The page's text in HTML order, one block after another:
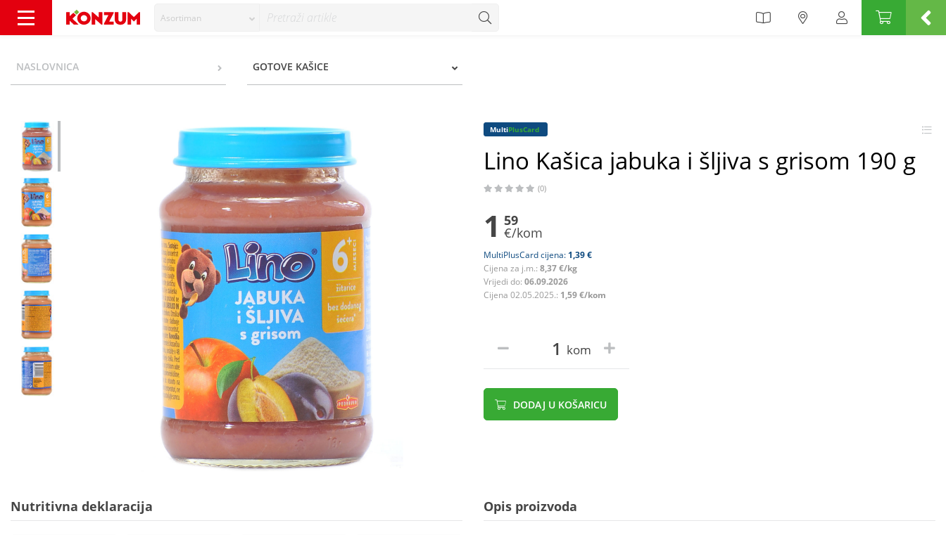
Asortiman
NASLOVNICA GOTOVE KAŠICE
MultiPlusCard
Lino Kašica jabuka i šljiva s grisom 190 g
(0)
1 59
€/kom
MultiPlusCard cijena: 1,39 €
Cijena za j.m.: 8,37 €/kg
Vrijedi do: 06.09.2026
Cijena 02.05.2025.: 1,59 €/kom
kom
DODAJ U KOŠARICU
Nutritivna deklaracija Opis proizvoda